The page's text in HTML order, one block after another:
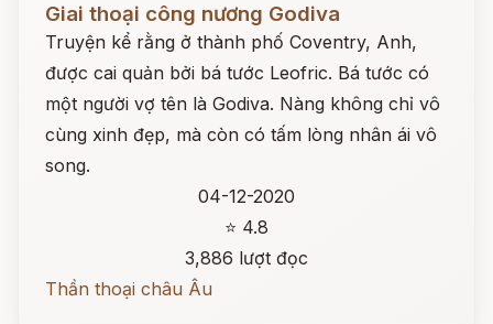
Giai thoại công nương Godiva
Truyện kể rằng ở thành phố Coventry, Anh,
được cai quản bởi bá tước Leofric. Bá tước có
một người vợ tên là Godiva. Nàng không chỉ vô
cùng xinh đẹp, mà còn có tấm lòng nhân ái vô
song.
04-12-2020
⭐ 4.8
3,886 lượt đọc
Thần thoại châu Âu